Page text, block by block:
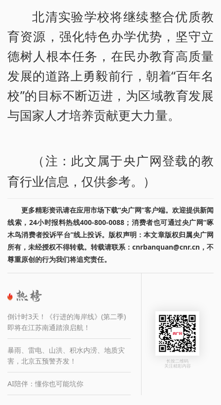
北清实验学校将继续整合优质教
育资源，强化特色办学优势，坚守立
德树人根本任务，在民办教育高质量
发展的道路上勇毅前行，朝着“百年名
校”的目标不断迈进，为区域教育发展
与国家人才培养贡献更大力量。
（注：此文属于央广网登载的教
育行业信息，仅供参考。）
更多精彩资讯请在应用市场下载“央广网”客户端。欢迎提供新闻
线索，24小时报料热线400-800-0088；消费者也可通过央广网“啄
木鸟消费者投诉平台”线上投诉。版权声明：本文章版权归属央广网
所有，未经授权不得转载。转载请联系：cnrbanquan@cnr.cn，不
尊重原创的行为我们将追究责任。
倒计时3天！《行进的海岸线》(第二季)
即将在江苏南通踏浪启航！
暴雨、雷电、山洪、积水内涝、地质灾
害，北京五预警齐发！
AI陪伴：懂你也可能坑你
长按二维码
关注精彩内容